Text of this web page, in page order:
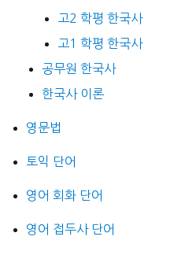
고2 학평 한국사
고1 학평 한국사
공무원 한국사
한국사 이론
영문법
토익 단어
영어 회화 단어
영어 접두사 단어